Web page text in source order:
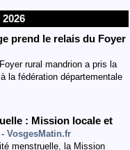
prend le relais du Foyer
rural mandrion a pris la
la fédération départementale
: Mission locale et
- VosgesMatin.fr
menstruelle, la Mission